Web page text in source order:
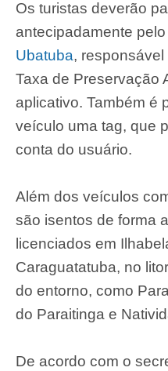
Os turistas deverão
antecipadamente
Ubatuba,
Taxa de Preservação
aplicativo. Também é
veículo uma tag, que
conta do usuário.
Além dos veículos
são isentos de forma
licenciados em
Caraguatatuba, no
do entorno, como
do Paraitinga e
De acordo com o